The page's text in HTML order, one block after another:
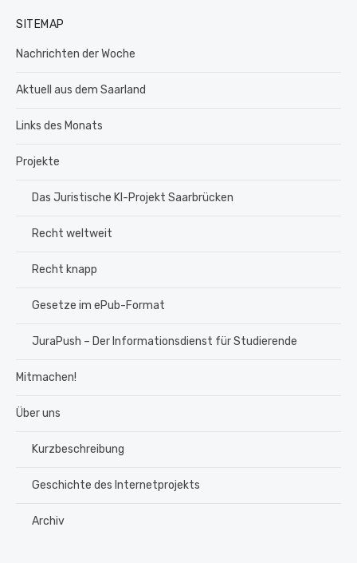
SITEMAP
Nachrichten der Woche
Aktuell aus dem Saarland
Links des Monats
Projekte
Das Juristische KI-Projekt Saarbrücken
Recht weltweit
Recht knapp
Gesetze im ePub-Format
JuraPush – Der Informationsdienst für Studierende
Mitmachen!
Über uns
Kurzbeschreibung
Geschichte des Internetprojekts
Archiv